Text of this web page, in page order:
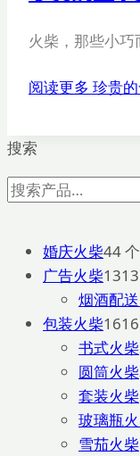
火柴，那些小
阅读更多 珍贵
搜索
婚庆火柴44
广告火柴13
烟酒配
包装火柴16
书式火柴
圆筒火柴
套装火柴
玻璃瓶
雪茄火柴